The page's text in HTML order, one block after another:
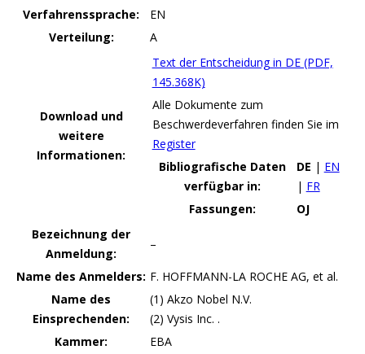
Verfahrenssprache:
EN
Verteilung:
A
Download und
weitere
Informationen:
Text der Entscheidung in DE (PDF,
145.368K)
Alle Dokumente zum
Beschwerdeverfahren finden Sie im
Register
Bibliografische Daten
verfügbar in:
DE | EN
| FR
Fassungen:
OJ
Bezeichnung der
Anmeldung:
–
Name des Anmelders: F. HOFFMANN-LA ROCHE AG, et al.
Name des
Einsprechenden:
(1) Akzo Nobel N.V.
(2) Vysis Inc. .
Kammer:
EBA